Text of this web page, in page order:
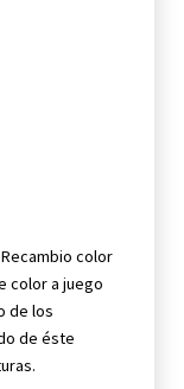
color
color a juego
de los
de éste